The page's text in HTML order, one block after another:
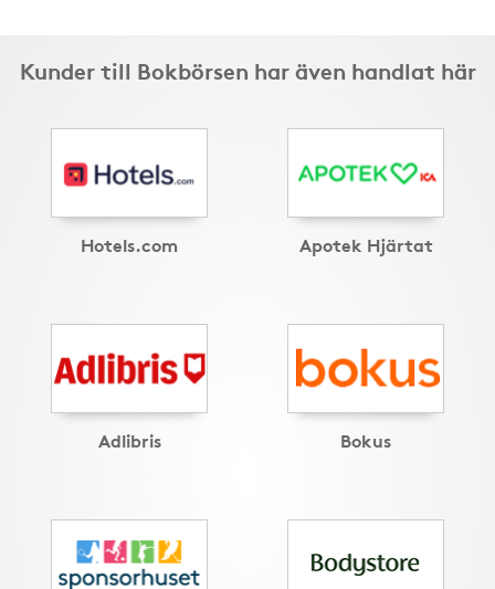
Kunder till Bokbörsen har även handlat här
Hotels.com Apotek Hjärtat
Adlibris Bokus